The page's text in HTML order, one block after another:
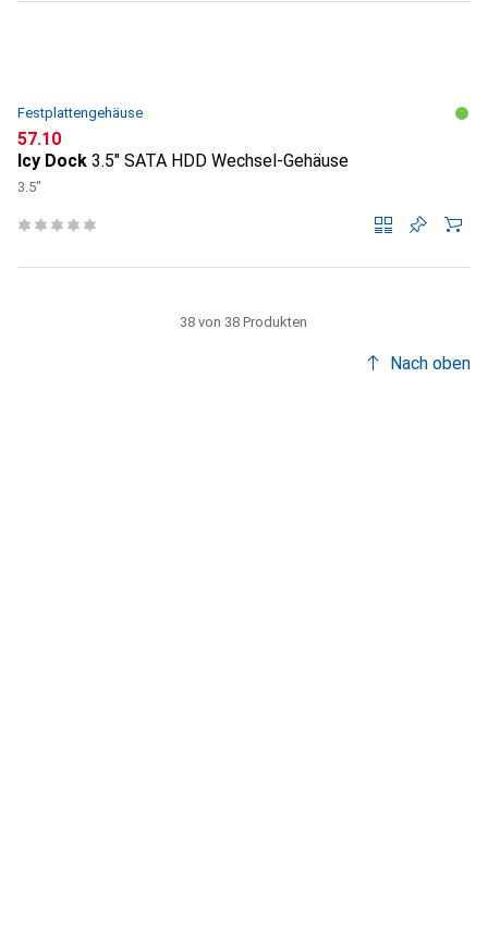
Festplattengehäuse
CHF
57.10
Icy Dock 3.5" SATA HDD Wechsel-Gehäuse
3.5"
38 von 38 Produkten
Nach oben